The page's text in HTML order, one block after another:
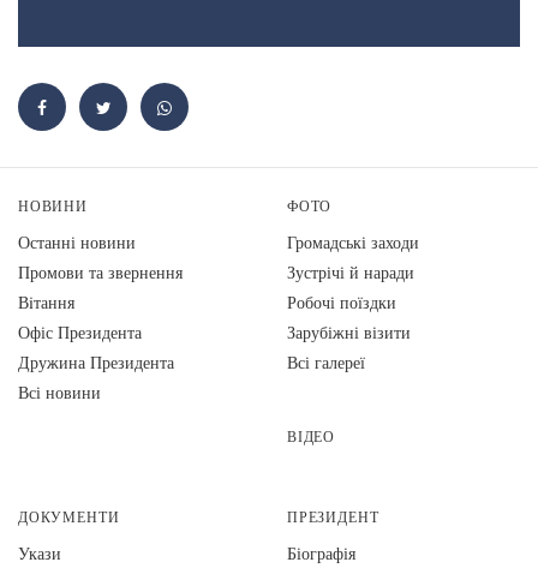
НОВИНИ
Останні новини
Промови та звернення
Вiтання
Офіс Президента
Дружина Президента
Всі новини
ФОТО
Громадські заходи
Зустрічі й наради
Робочі поїздки
Зарубіжні візити
Всі галереї
ВІДЕО
ДОКУМЕНТИ
Укази
ПРЕЗИДЕНТ
Біографія